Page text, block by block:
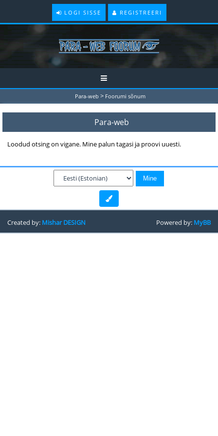
LOGI SISSE REGISTREERI
Para-web > Foorumi sõnum
Para-web
Loodud otsing on vigane. Mine palun tagasi ja proovi uuesti.
Created by: Mishar DESIGN Powered by: MyBB